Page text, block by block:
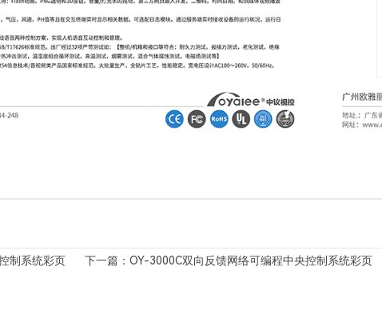
制系统彩页 下一篇：OY-3000C双向反馈网络可编程中央控制系统彩页